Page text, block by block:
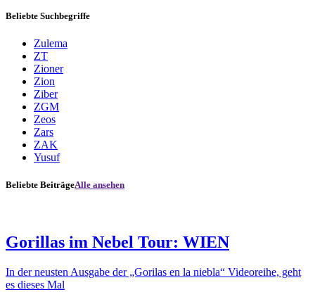
Beliebte Suchbegriffe
Zulema
ZT
Zioner
Zion
Ziber
ZGM
Zeos
Zars
ZAK
Yusuf
Beliebte BeiträgeAlle ansehen
Gorillas im Nebel Tour: WIEN
In der neusten Ausgabe der „Gorilas en la niebla“ Videoreihe, geht
es dieses Mal